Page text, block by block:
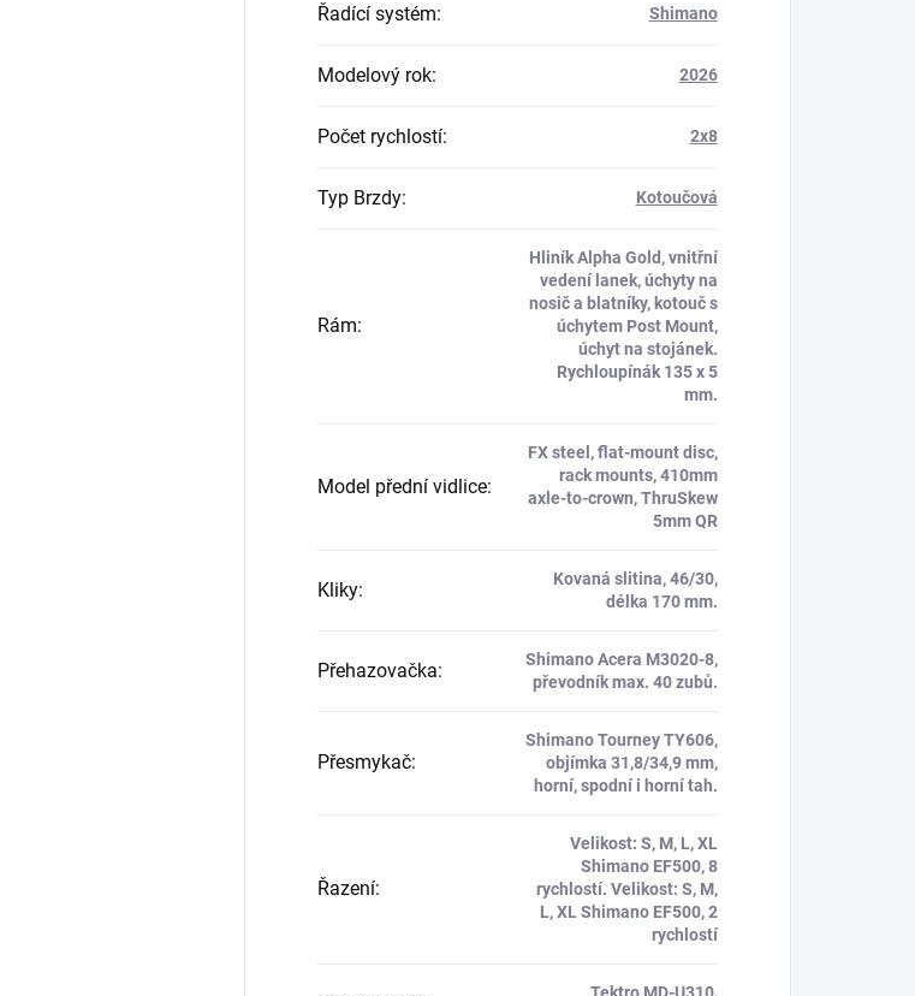
Řadící systém: Shimano
Modelový rok: 2026
Počet rychlostí: 2x8
Typ Brzdy: Kotoučová
Rám:
Hliník Alpha Gold, vnitřní
vedení lanek, úchyty na
nosič a blatníky, kotouč s
úchytem Post Mount,
úchyt na stojánek.
Rychloupínák 135 x 5
mm.
Model přední vidlice:
FX steel, flat-mount disc,
rack mounts, 410mm
axle-to-crown, ThruSkew
5mm QR
Kliky:
Kovaná slitina, 46/30,
délka 170 mm.
Přehazovačka:
Shimano Acera M3020-8,
převodník max. 40 zubů.
Přesmykač:
Shimano Tourney TY606,
objímka 31,8/34,9 mm,
horní, spodní i horní tah.
Řazení:
Velikost: S, M, L, XL
Shimano EF500, 8
rychlostí. Velikost: S, M,
L, XL Shimano EF500, 2
rychlostí